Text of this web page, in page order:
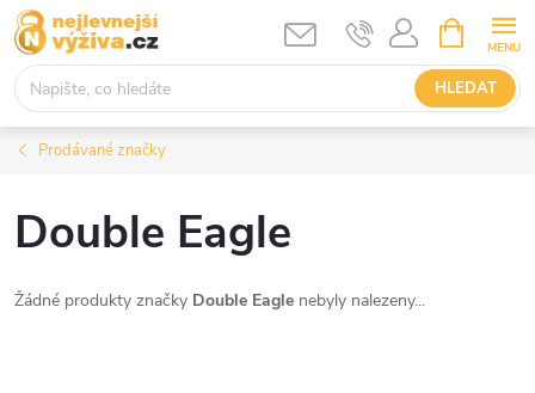
Přejít
na
obsah
HLEDAT
NÁKUPNÍ
KOŠÍK
Prodávané značky
Double Eagle
Žádné produkty značky Double Eagle nebyly nalezeny...